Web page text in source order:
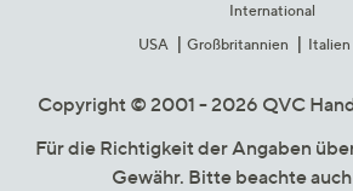
International
USA
Großbritannien Italien
Copyright © 2001 - 2026 QVC
Für die Richtigkeit der Angaben
Gewähr. Bitte beachte